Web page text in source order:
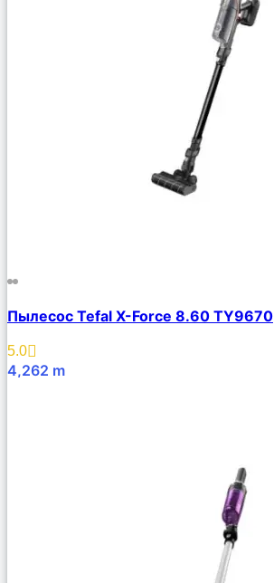
Пылесос Tefal X-Force 8.60 TY9670
5.0
4,262 m